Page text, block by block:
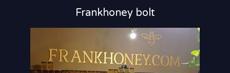
Frankhoney bolt